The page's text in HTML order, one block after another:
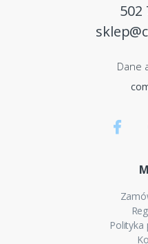
502
Dane
Polityka